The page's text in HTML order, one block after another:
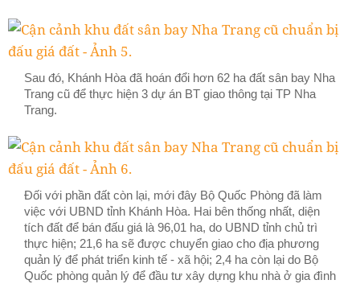
Sau đó, Khánh Hòa đã hoán đổi hơn 62 ha đất sân bay Nha
Trang cũ để thực hiện 3 dự án BT giao thông tại TP Nha
Trang.
Đối với phần đất còn lại, mới đây Bộ Quốc Phòng đã làm
việc với UBND tỉnh Khánh Hòa. Hai bên thống nhất, diện
tích đất để bán đấu giá là 96,01 ha, do UBND tỉnh chủ trì
thực hiện; 21,6 ha sẽ được chuyển giao cho địa phương
quản lý để phát triển kinh tế - xã hội; 2,4 ha còn lại do Bộ
Quốc phòng quản lý để đầu tư xây dựng khu nhà ở gia đình